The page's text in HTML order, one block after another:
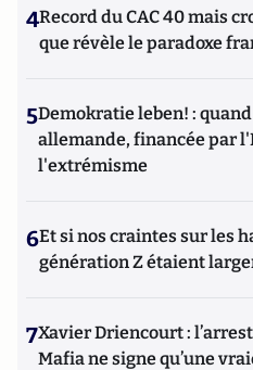
4Record du CAC 40 mais
que révèle le paradoxe
5Demokratie leben! :
allemande, financée par
l'extrémisme
6Et si nos craintes sur les
génération Z étaient
7Xavier Driencourt :
Mafia ne signe qu’une